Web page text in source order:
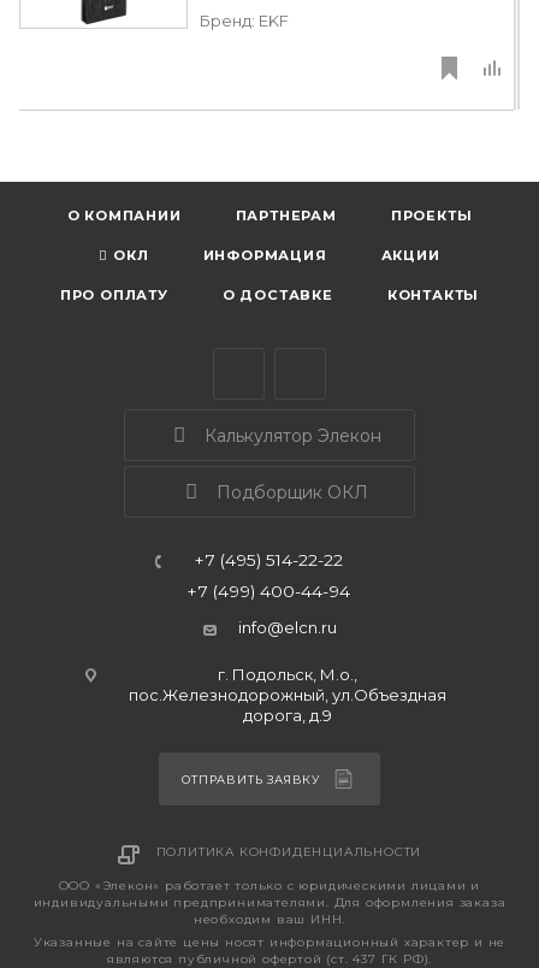
Бренд: EKF
О КОМПАНИИ ПАРТНЕРАМ ПРОЕКТЫ
ОКЛ ИНФОРМАЦИЯ АКЦИИ
ПРО ОПЛАТУ О ДОСТАВКЕ КОНТАКТЫ
Калькулятор Элекон
Подборщик ОКЛ
+7 (495) 514-22-22
+7 (499) 400-44-94
info@elcn.ru
г. Подольск, М.о.,
пос.Железнодорожный, ул.Объездная
дорога, д.9
ОТПРАВИТЬ ЗАЯВКУ
ПОЛИТИКА КОНФИДЕНЦИАЛЬНОСТИ
ООО «Элекон» работает только с юридическими лицами и
индивидуальными предпринимателями. Для оформления заказа
необходим ваш ИНН.
Указанные на сайте цены носят информационный характер и не
являются публичной офертой (ст. 437 ГК РФ).